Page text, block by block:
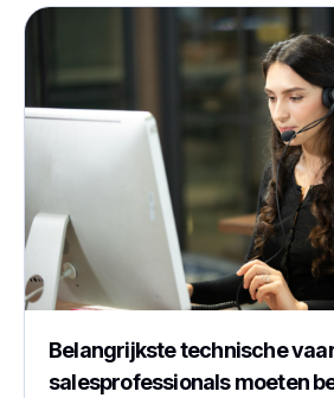
Belangrijkste technische
salesprofessionals moeten